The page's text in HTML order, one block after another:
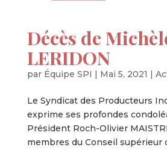
Décès de
LERIDON
par Équipe SPI | Mai 5, 2021 |
Le Syndicat des Producteurs
exprime ses profondes
Président Roch-Olivier
membres du Conseil supérieur